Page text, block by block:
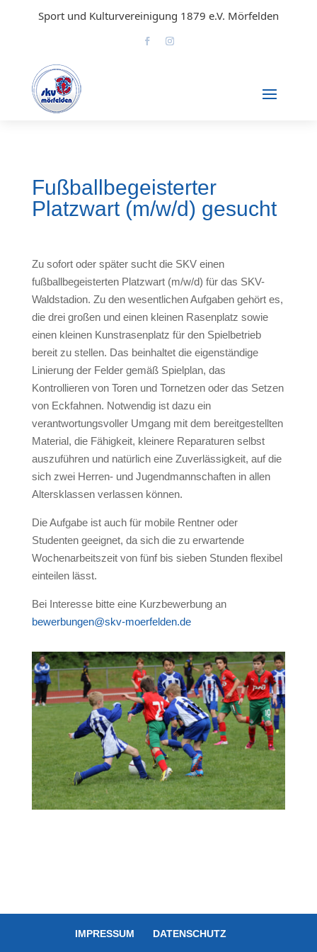
Sport und Kulturvereinigung 1879 e.V. Mörfelden
Fußballbegeisterter
Platzwart (m/w/d) gesucht
Zu sofort oder später sucht die SKV einen
fußballbegeisterten Platzwart (m/w/d) für das SKV-
Waldstadion. Zu den wesentlichen Aufgaben gehört es,
die drei großen und einen kleinen Rasenplatz sowie
einen kleinen Kunstrasenplatz für den Spielbetrieb
bereit zu stellen. Das beinhaltet die eigenständige
Linierung der Felder gemäß Spielplan, das
Kontrollieren von Toren und Tornetzen oder das Setzen
von Eckfahnen. Notwendig ist dazu ein
verantwortungsvoller Umgang mit dem bereitgestellten
Material, die Fähigkeit, kleinere Reparaturen selbst
auszuführen und natürlich eine Zuverlässigkeit, auf die
sich zwei Herren- und Jugendmannschaften in allen
Altersklassen verlassen können.
Die Aufgabe ist auch für mobile Rentner oder
Studenten geeignet, da sich die zu erwartende
Wochenarbeitszeit von fünf bis sieben Stunden flexibel
einteilen lässt.
Bei Interesse bitte eine Kurzbewerbung an
bewerbungen@skv-moerfelden.de
IMPRESSUM DATENSCHUTZ